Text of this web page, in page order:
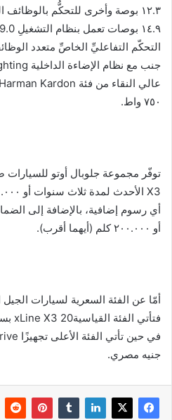
١٢.٣ بوصة وأخرى للتحكُّم
٧٥٠ واط.
أي رسوم إضافية، بالإضافة إلى
أو ٢٠٠.٠٠٠ كلم (أيهما أقرب).
جنيه مصري.